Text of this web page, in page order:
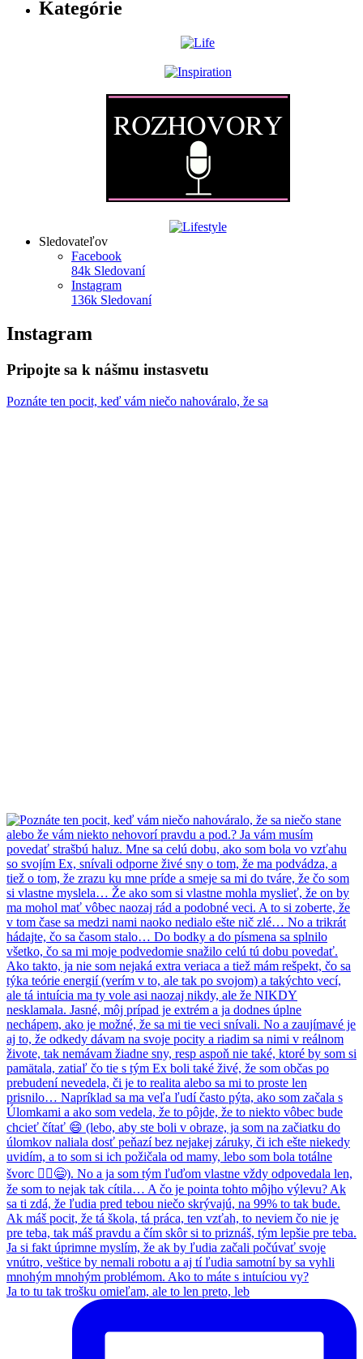
Kategórie
Sledovateľov
Facebook
84k Sledovaní
Instagram
136k Sledovaní
Instagram
Pripojte sa k nášmu instasvetu
Poznáte ten pocit, keď vám niečo nahováralo, že sa
Ja to tu tak trošku omieľam, ale to len preto, leb